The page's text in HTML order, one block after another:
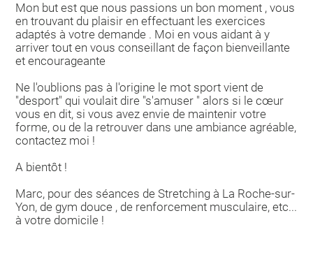
Mon but est que nous passions un bon moment , vous
en trouvant du plaisir en effectuant les exercices
adaptés à votre demande . Moi en vous aidant à y
arriver tout en vous conseillant de façon bienveillante
et encourageante
Ne l'oublions pas à l'origine le mot sport vient de
"desport" qui voulait dire "s'amuser " alors si le cœur
vous en dit, si vous avez envie de maintenir votre
forme, ou de la retrouver dans une ambiance agréable,
contactez moi !
A bientôt !
Marc, pour des séances de Stretching à La Roche-sur-
Yon, de gym douce , de renforcement musculaire, etc...
à votre domicile !